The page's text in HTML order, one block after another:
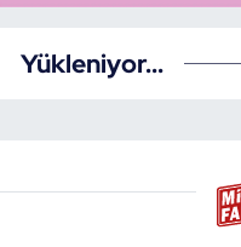
Yükleniyor...